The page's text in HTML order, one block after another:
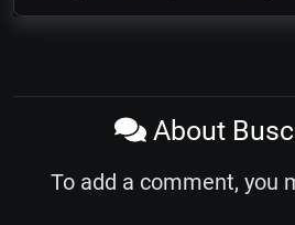
About
To add a comment, you